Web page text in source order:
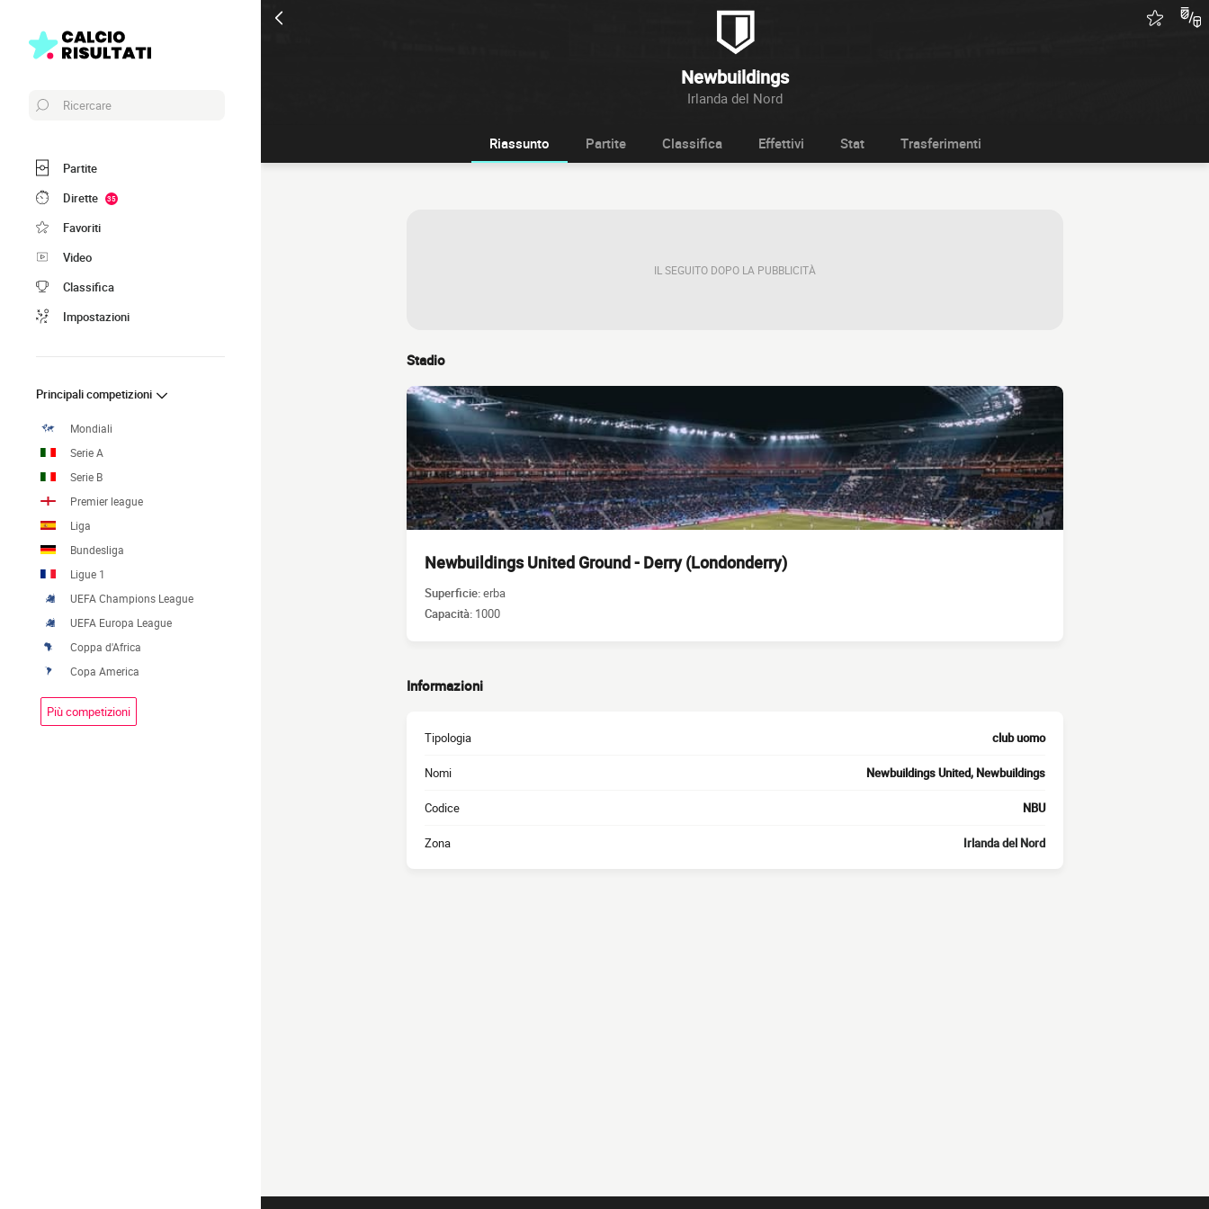
Newbuildings
Irlanda del Nord
Ricercare
Partite
Dirette
35
Favoriti
Video
Classifica
Impostazioni
Principali competizioni
Mondiali
Serie A
Serie B
Premier league
Liga
Bundesliga
Ligue 1
UEFA Champions League
UEFA Europa League
Coppa d'Africa
Copa America
Più competizioni
Riassunto Partite Classifica Effettivi Stat Trasferimenti
IL SEGUITO DOPO LA PUBBLICITÀ
Stadio
Newbuildings United Ground - Derry (Londonderry)
Superficie:erba
Capacità: 1000
Informazioni
Tipologia club uomo
Nomi Newbuildings United, Newbuildings
Codice NBU
Zona Irlanda del Nord